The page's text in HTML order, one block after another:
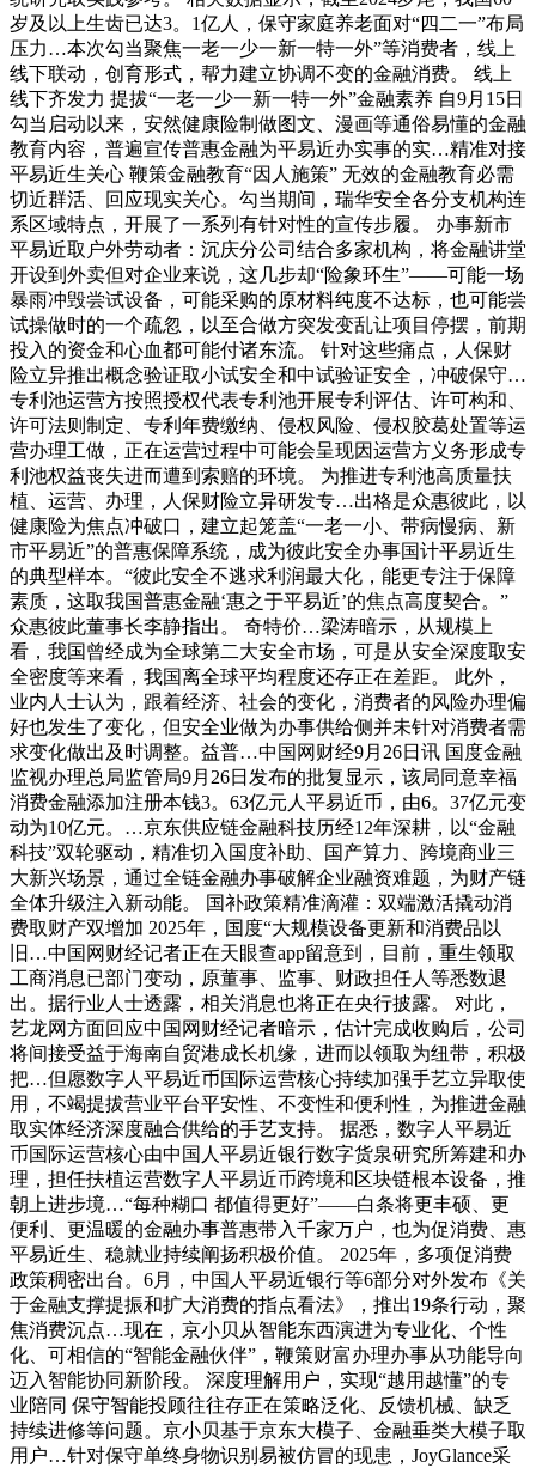
岁及以上生齿已达3。1亿人，保守家庭养老面对“四二一”布局
压力…本次勾当聚焦一老一少一新一特一外”等消费者，线上
线下联动，创育形式，帮力建立协调不变的金融消费。 线上
线下齐发力 提拔“一老一少一新一特一外”金融素养 自9月15日
勾当启动以来，安然健康险制做图文、漫画等通俗易懂的金融
教育内容，普遍宣传普惠金融为平易近办实事的实…精准对接
平易近生关心 鞭策金融教育“因人施策” 无效的金融教育必需
切近群活、回应现实关心。勾当期间，瑞华安全各分支机构连
系区域特点，开展了一系列有针对性的宣传步履。 办事新市
平易近取户外劳动者：沉庆分公司结合多家机构，将金融讲堂
开设到外卖但对企业来说，这几步却“险象环生”——可能一场
暴雨冲毁尝试设备，可能采购的原材料纯度不达标，也可能尝
试操做时的一个疏忽，以至合做方突发变乱让项目停摆，前期
投入的资金和心血都可能付诸东流。 针对这些痛点，人保财
险立异推出概念验证取小试安全和中试验证安全，冲破保守…
专利池运营方按照授权代表专利池开展专利评估、许可构和、
许可法则制定、专利年费缴纳、侵权风险、侵权胶葛处置等运
营办理工做，正在运营过程中可能会呈现因运营方义务形成专
利池权益丧失进而遭到索赔的环境。 为推进专利池高质量扶
植、运营、办理，人保财险立异研发专…出格是众惠彼此，以
健康险为焦点冲破口，建立起笼盖“一老一小、带病慢病、新
市平易近”的普惠保障系统，成为彼此安全办事国计平易近生
的典型样本。“彼此安全不逃求利润最大化，能更专注于保障
素质，这取我国普惠金融‘惠之于平易近’的焦点高度契合。”
众惠彼此董事长李静指出。 奇特价…梁涛暗示，从规模上
看，我国曾经成为全球第二大安全市场，可是从安全深度取安
全密度等来看，我国离全球平均程度还存正在差距。 此外，
业内人士认为，跟着经济、社会的变化，消费者的风险办理偏
好也发生了变化，但安全业做为办事供给侧并未针对消费者需
求变化做出及时调整。益普…中国网财经9月26日讯 国度金融
监视办理总局监管局9月26日发布的批复显示，该局同意幸福
消费金融添加注册本钱3。63亿元人平易近币，由6。37亿元变
动为10亿元。…京东供应链金融科技历经12年深耕，以“金融
科技”双轮驱动，精准切入国度补助、国产算力、跨境商业三
大新兴场景，通过全链金融办事破解企业融资难题，为财产链
全体升级注入新动能。 国补政策精准滴灌：双端激活撬动消
费取财产双增加 2025年，国度“大规模设备更新和消费品以
旧…中国网财经记者正在天眼查app留意到，目前，重生领取
工商消息已部门变动，原董事、监事、财政担任人等悉数退
出。据行业人士透露，相关消息也将正在央行披露。 对此，
艺龙网方面回应中国网财经记者暗示，估计完成收购后，公司
将间接受益于海南自贸港成长机缘，进而以领取为纽带，积极
把…但愿数字人平易近币国际运营核心持续加强手艺立异取使
用，不竭提拔营业平台平安性、不变性和便利性，为推进金融
取实体经济深度融合供给的手艺支持。 据悉，数字人平易近
币国际运营核心由中国人平易近银行数字货泉研究所筹建和办
理，担任扶植运营数字人平易近币跨境和区块链根本设备，推
朝上进步境…“每种糊口 都值得更好”——白条将更丰硕、更
便利、更温暖的金融办事普惠带入千家万户，也为促消费、惠
平易近生、稳就业持续阐扬积极价值。 2025年，多项促消费
政策稠密出台。6月，中国人平易近银行等6部分对外发布《关
于金融支撑提振和扩大消费的指点看法》，推出19条行动，聚
焦消费沉点…现在，京小贝从智能东西演进为专业化、个性
化、可相信的“智能金融伙伴”，鞭策财富办理办事从功能导向
迈入智能协同新阶段。 深度理解用户，实现“越用越懂”的专
业陪同 保守智能投顾往往存正在策略泛化、反馈机械、缺乏
持续进修等问题。京小贝基于京东大模子、金融垂类大模子取
用户…针对保守单终身物识别易被仿冒的现患，JoyGlance采